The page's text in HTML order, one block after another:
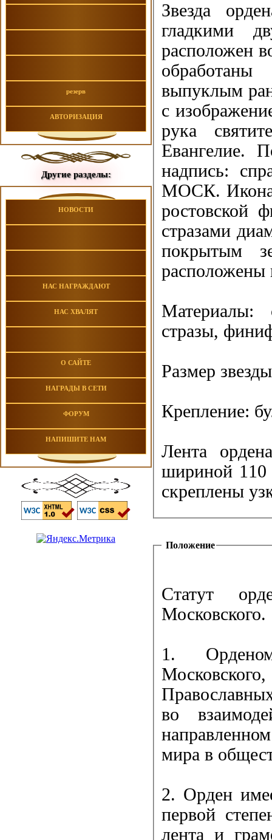
резерв
АВТОРИЗАЦИЯ
Другие разделы:
НОВОСТИ
НАС НАГРАЖДАЮТ
НАС ХВАЛЯТ
О САЙТЕ
НАГРАДЫ В СЕТИ
ФОРУМ
НАПИШИТЕ НАМ
Звезда
гладкими
расположен
выпуклым
с
рука
Евангелие.
надпись:
МОСК. Икона
ростовской
стразами
покрытым
расположены
Материалы:
стразы,
Размер
Крепление:
Лента
шириной
скреплены
Положение
Статут
Московского.
1.
во
мира в
2. Орден
первой
лента и